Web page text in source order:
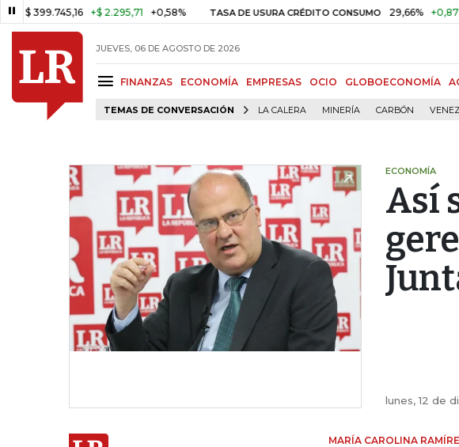
+$ 2.295,71 +0,58% TASA DE USURA CRÉDITO CONSUMO 29,66% +0,87%
JUEVES, 06 DE AGOSTO DE 2026
FINANZAS ECONOMÍA EMPRESAS OCIO GLOBOECONOMÍA
TEMAS DE CONVERSACIÓN LA CALERA MINERÍA CARBÓN
ECONOMÍA
Así
lunes, 12 de
MARÍA CAROLINA